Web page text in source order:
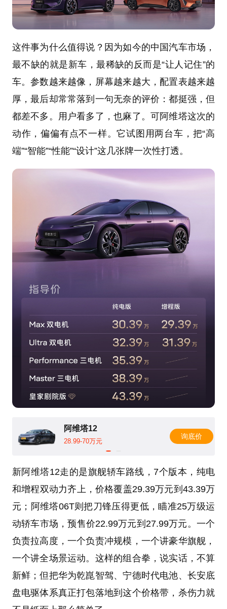
这件事为什么值得说？因为如今的中国汽车市场，
最不缺的就是新车，最稀缺的反而是“让人记住”的
车。参数越来越像，屏幕越来越大，配置表越来越
厚，最后却常常落到一句无奈的评价：都挺强，但
都差不多。用户看多了，也麻了。可阿维塔这次的
动作，偏偏有点不一样。它试图用两台车，把“高
端”“智能”“性能”“设计”这几张牌一次性打透。
阿维塔12
28.99-70万元
询底价
新阿维塔12走的是旗舰轿车路线，7个版本，纯电
和增程双动力齐上，价格覆盖29.39万元到43.39万
元；阿维塔06T则把刀锋压得更低，瞄准25万级运
动轿车市场，预售价22.99万元到27.99万元。一个
负责拉高度，一个负责冲规模，一个讲豪华旗舰，
一个讲全场景运动。这样的组合拳，说实话，不算
新鲜；但把华为乾崑智驾、宁德时代电池、长安底
盘电驱体系真正打包落地到这个价格带，杀伤力就